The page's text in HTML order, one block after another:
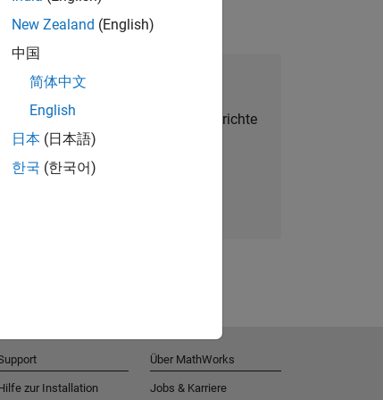
Network beitreten
personalisierte Stellenangebote, Berichte
und Unternehmensneuigkeiten.
New Zealand (English)
中国
简体中文
English
日本 (日本語)
한국 (한국어)
zur Installation
Über MathWorks
Jobs & Karriere